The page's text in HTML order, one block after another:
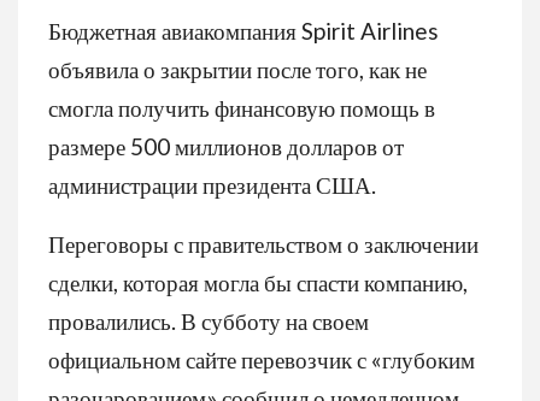
Бюджетная авиакомпания Spirit Airlines
объявила о закрытии после того, как не
смогла получить финансовую помощь в
размере 500 миллионов долларов от
администрации президента США.
Переговоры с правительством о заключении
сделки, которая могла бы спасти компанию,
провалились. В субботу на своем
официальном сайте перевозчик с «глубоким